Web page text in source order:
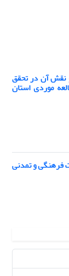
نقش آن در تحقق
کشور(مطالعه موردی استان
فرهنگی و تمدنی